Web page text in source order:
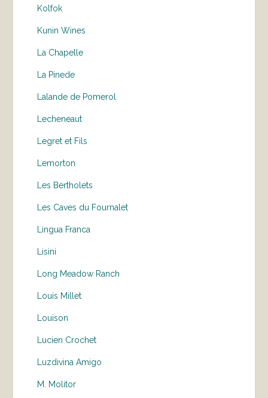
Kolfok
Kunin Wines
La Chapelle
La Pinede
Lalande de Pomerol
Lecheneaut
Legret et Fils
Lemorton
Les Bertholets
Les Caves du Fournalet
Lingua Franca
Lisini
Long Meadow Ranch
Louis Millet
Louison
Lucien Crochet
Luzdivina Amigo
M. Molitor